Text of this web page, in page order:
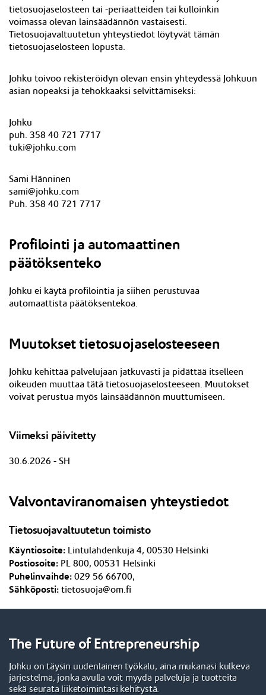
tietosuojaselosteen tai -periaatteiden tai kulloinkin
voimassa olevan lainsäädännön vastaisesti.
Tietosuojavaltuutetun yhteystiedot löytyvät tämän
tietosuojaselosteen lopusta.
Johku toivoo rekisteröidyn olevan ensin yhteydessä Johkuun
asian nopeaksi ja tehokkaaksi selvittämiseksi:
Johku
puh. 358 40 721 7717
tuki@johku.com
Sami Hänninen
sami@johku.com
Puh. 358 40 721 7717
Profilointi ja automaattinen
päätöksenteko
Johku ei käytä profilointia ja siihen perustuvaa
automaattista päätöksentekoa.
Muutokset tietosuojaselosteeseen
ohku kehittää palvelujaan jatkuvasti ja pidättää itselleen
oikeuden muuttaa tätä tietosuojaselosteeseen. Muutokset
voivat perustua myös lainsäädännön muuttumiseen.
Viimeksi päivitetty
30.6.2026 - SH
Valvontaviranomaisen yhteystiedot
Tietosuojavaltuutetun toimisto
Käyntiosoite: Lintulahdenkuja 4, 00530 Helsinki
Postiosoite: PL 800, 00531 Helsinki
Puhelinvaihde: 029 56 66700,
Sähköposti: tietosuoja@om.fi
The Future of Entrepreneurship
Johku on täysin uudenlainen työkalu, aina mukanasi kulkeva
järjestelmä, jonka avulla voit myydä palveluja ja tuotteita
sekä seurata liiketoimintasi kehitystä.